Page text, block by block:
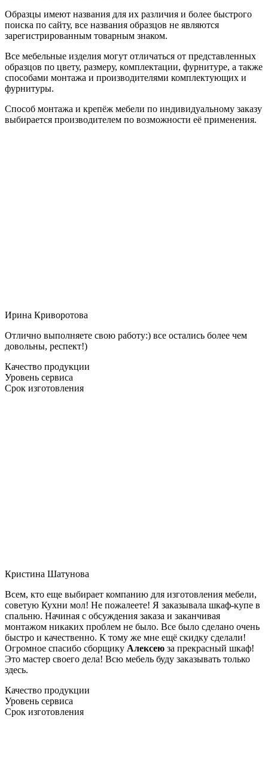
Образцы имеют названия для их различия и более быстрого
поиска по сайту, все названия образцов не являются
зарегистрированным товарным знаком.
Все мебельные изделия могут отличаться от представленных
образцов по цвету, размеру, комплектации, фурнитуре, а также
способами монтажа и производителями комплектующих и
фурнитуры.
Способ монтажа и крепёж мебели по индивидуальному заказу
выбирается производителем по возможности её применения.
Ирина Криворотова
Отлично выполняете свою работу:) все остались более чем
довольны, респект!)
Качество продукции
Уровень сервиса
Срок изготовления
Кристина Шатунова
Всем, кто еще выбирает компанию для изготовления мебели,
советую Кухни мол! Не пожалеете! Я заказывала шкаф-купе в
спальню. Начиная с обсуждения заказа и заканчивая
монтажом никаких проблем не было. Все было сделано очень
быстро и качественно. К тому же мне ещё скидку сделали!
Огромное спасибо сборщику Алексею за прекрасный шкаф!
Это мастер своего дела! Всю мебель буду заказывать только
здесь.
Качество продукции
Уровень сервиса
Срок изготовления